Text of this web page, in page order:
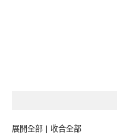
展開全部 | 收合全部